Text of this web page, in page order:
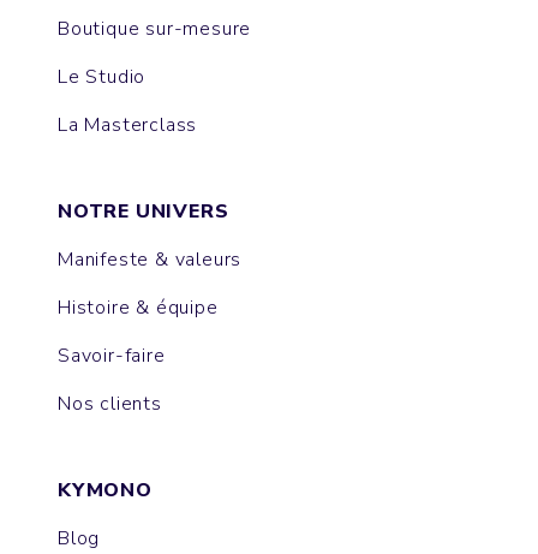
Boutique sur-mesure
Le Studio
La Masterclass
NOTRE UNIVERS
Manifeste & valeurs
Histoire & équipe
Savoir-faire
Nos clients
KYMONO
Blog